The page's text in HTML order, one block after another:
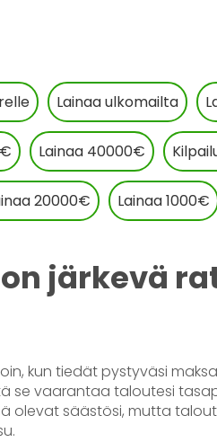
Lainaa ulkomailta
Lainaa 40000€
20000€ Lainaa 1000€
järkevä
kun tiedät pystyväsi
vaarantaa taloutesi
olevat säästösi, mutta